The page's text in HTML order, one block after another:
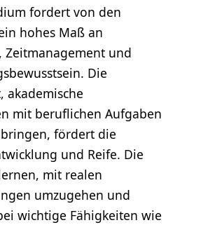
fordert von den
hohes Maß an
Zeitmanagement und
Die
akademische
mit beruflichen Aufgaben
fördert die
und Reife. Die
mit realen
umzugehen und
wichtige Fähigkeiten wie